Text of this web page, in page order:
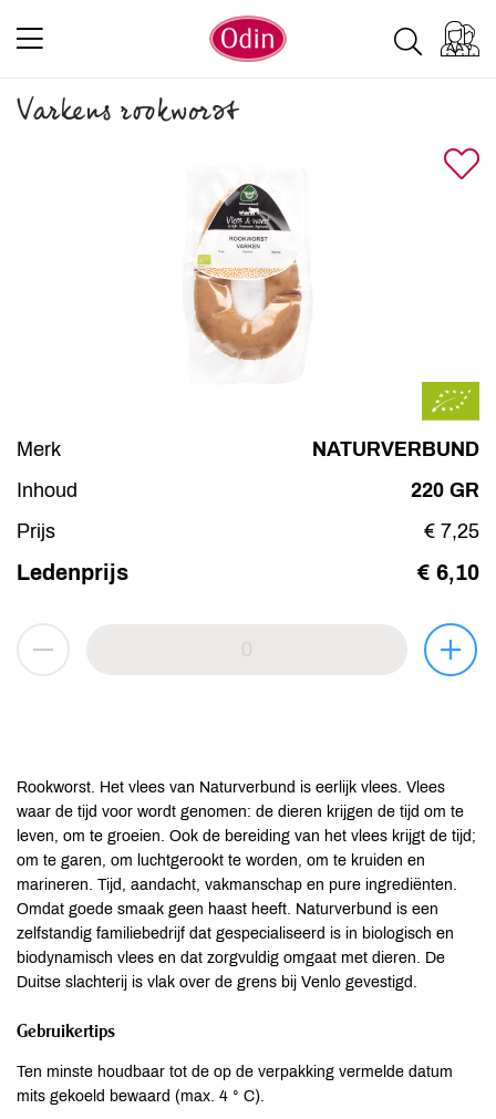
Varkens rookworst
Merk
NATURVERBUND
Inhoud
220 GR
Prijs
€ 7,25
Ledenprijs € 6,10
Rookworst. Het vlees van Naturverbund is eerlijk vlees. Vlees
waar de tijd voor wordt genomen: de dieren krijgen de tijd om te
leven, om te groeien. Ook de bereiding van het vlees krijgt de tijd;
om te garen, om luchtgerookt te worden, om te kruiden en
marineren. Tijd, aandacht, vakmanschap en pure ingrediënten.
Omdat goede smaak geen haast heeft. Naturverbund is een
zelfstandig familiebedrijf dat gespecialiseerd is in biologisch en
biodynamisch vlees en dat zorgvuldig omgaat met dieren. De
Duitse slachterij is vlak over de grens bij Venlo gevestigd.
Gebruikertips
Ten minste houdbaar tot de op de verpakking vermelde datum
mits gekoeld bewaard (max. 4 ° C).